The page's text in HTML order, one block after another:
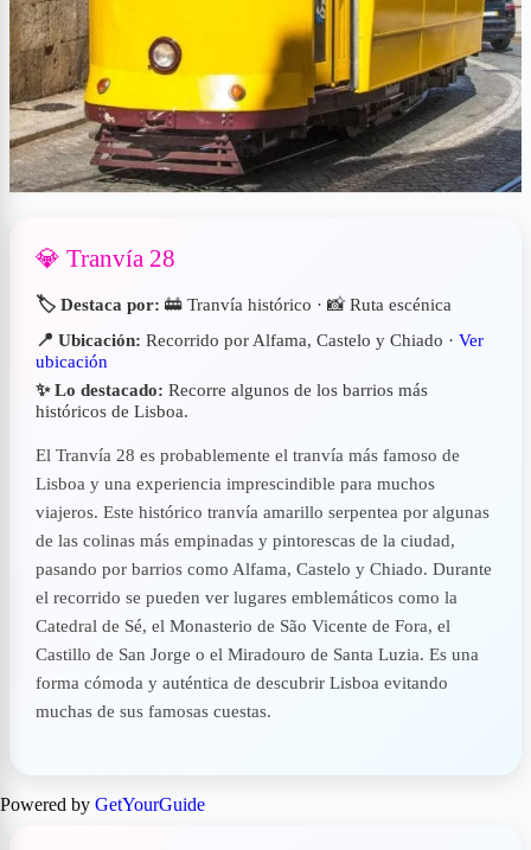
💎 Tranvía 28
🏷️ Destaca por: 🚋 Tranvía histórico · 📸 Ruta escénica
📍 Ubicación: Recorrido por Alfama, Castelo y Chiado ·Ver
ubicación
✨ Lo destacado: Recorre algunos de los barrios más
históricos de Lisboa.
El Tranvía 28 es probablemente el tranvía más famoso de
Lisboa y una experiencia imprescindible para muchos
viajeros. Este histórico tranvía amarillo serpentea por algunas
de las colinas más empinadas y pintorescas de la ciudad,
pasando por barrios como Alfama, Castelo y Chiado. Durante
el recorrido se pueden ver lugares emblemáticos como la
Catedral de Sé, el Monasterio de São Vicente de Fora, el
Castillo de San Jorge o el Miradouro de Santa Luzia. Es una
forma cómoda y auténtica de descubrir Lisboa evitando
muchas de sus famosas cuestas.
Powered by GetYourGuide